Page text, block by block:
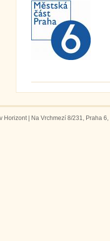
Horizont | Na Vrchmezí 8/231, Praha